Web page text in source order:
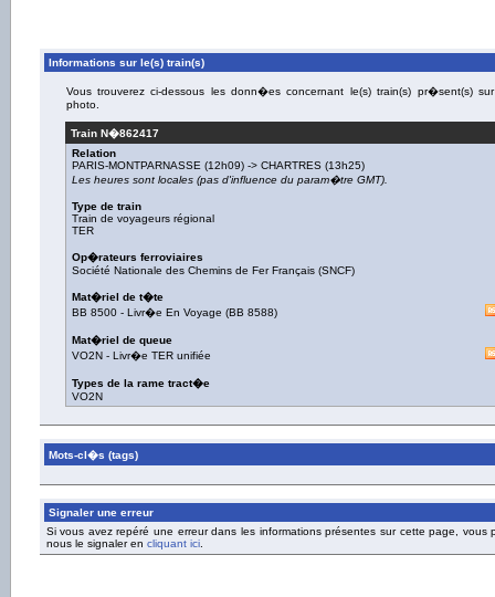
Informations sur le(s) train(s)
Vous trouverez ci-dessous les donn�es concernant le(s) train(s) pr�sent(s)
photo.
Train N�862417
Relation
PARIS-MONTPARNASSE (12h09) -> CHARTRES (13h25)
Les heures sont locales (pas d'influence du param�tre GMT).
Type de train
Train de voyageurs régional
TER
Op�rateurs ferroviaires
Société Nationale des Chemins de Fer Français (SNCF)
Mat�riel de t�te
BB 8500 - Livr�e En Voyage (BB 8588)
Mat�riel de queue
VO2N - Livr�e TER unifiée
Types de la rame tract�e
VO2N
Mots-cl�s (tags)
Signaler une erreur
Si vous avez repéré une erreur dans les informations présentes sur cette page, vous
nous le signaler en cliquant ici.